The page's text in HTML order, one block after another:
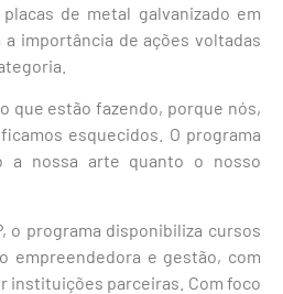
de metal galvanizado em
importância de ações voltadas
que estão fazendo, porque nós,
esquecidos. O programa
a nossa arte quanto o nosso
o programa disponibiliza cursos
empreendedora e gestão, com
instituições parceiras. Com foco